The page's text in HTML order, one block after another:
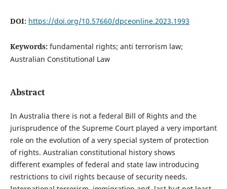
DOI: https://doi.org/10.57660/dpceonline.2023.1993
Keywords: fundamental rights; anti terrorism law;
Australian Constitutional Law
Abstract
In Australia there is not a federal Bill of Rights and the
jurisprudence of the Supreme Court played a very important
role on the evolution of a very special system of protection
of rights. Australian constitutional history shows
different examples of federal and state law introducing
restrictions to civil rights because of security needs.